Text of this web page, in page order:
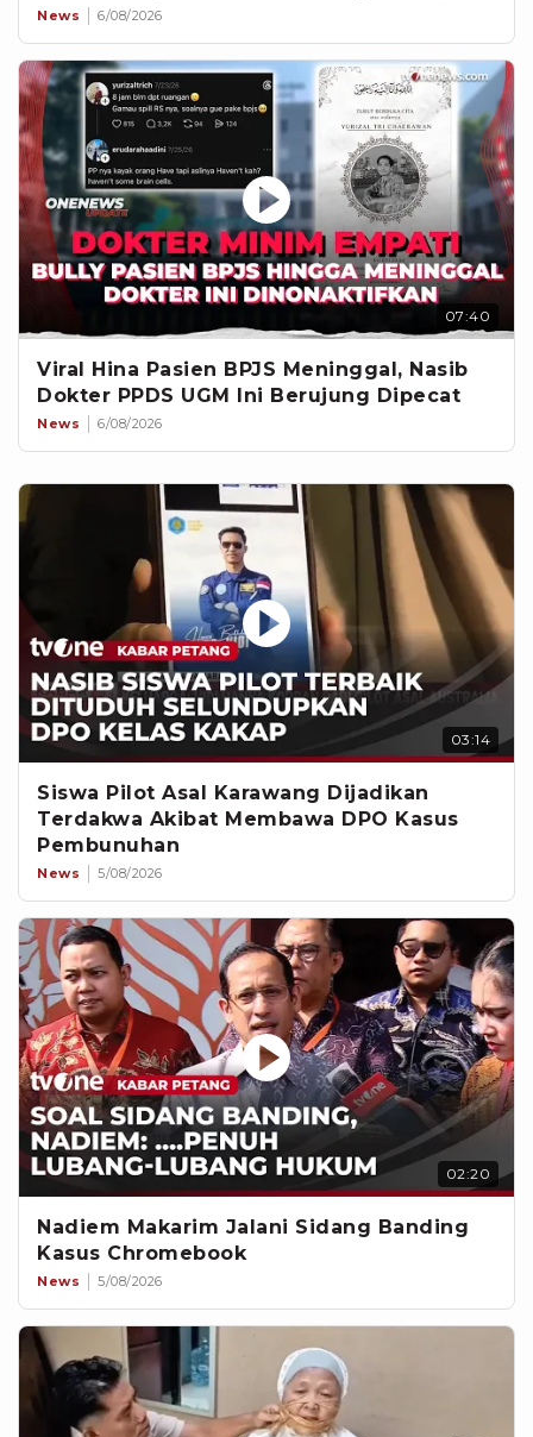
News 6/08/2026
07:40
Viral Hina Pasien BPJS Meninggal, Nasib
Dokter PPDS UGM Ini Berujung Dipecat
News 6/08/2026
03:14
Siswa Pilot Asal Karawang Dijadikan
Terdakwa Akibat Membawa DPO Kasus
Pembunuhan
News 5/08/2026
02:20
Nadiem Makarim Jalani Sidang Banding
Kasus Chromebook
News 5/08/2026